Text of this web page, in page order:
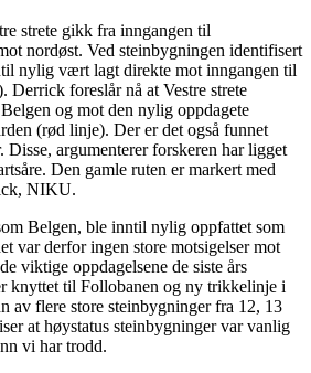
strete gikk fra inngangen til
nordøst. Ved steinbygningen identifisert
nylig vært lagt direkte mot inngangen til
foreslår nå at Vestre strete
og mot den nylig oppdagete
(rød linje). Der er det også funnet
Disse, argumenterer forskeren har ligget
Den gamle ruten er markert med
NIKU.
Belgen, ble inntil nylig oppfattet som
var derfor ingen store motsigelser mot
viktige oppdagelsene de siste års
knyttet til Follobanen og ny trikkelinje i
av flere store steinbygninger fra 12, 13
at høystatus steinbygninger var vanlig
vi har trodd.